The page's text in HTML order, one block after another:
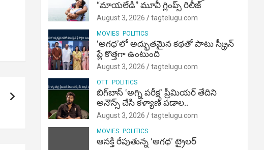
“మాయలేడి” మూవీ గ్లింప్స్ రిలీజ్
August 3, 2026 tagtelugu.com
MOVIES POLITICS
‘అగధ’లో అద్భుతమైన కథతో పాటు స్క్రీన్
ప్లే కొత్తగా ఉంటుంది
August 3, 2026 tagtelugu.com
OTT POLITICS
బిగ్‌బాస్ ‘అగ్ని ప‌రీక్ష‌’ ప్రీమియర్ తేదిని
అనౌన్స్ చేసి కళ్యాణ్ పడాల..
August 3, 2026 tagtelugu.com
MOVIES POLITICS
ఆసక్తి రేపుతున్న ‘అగధ’ ట్రైలర్